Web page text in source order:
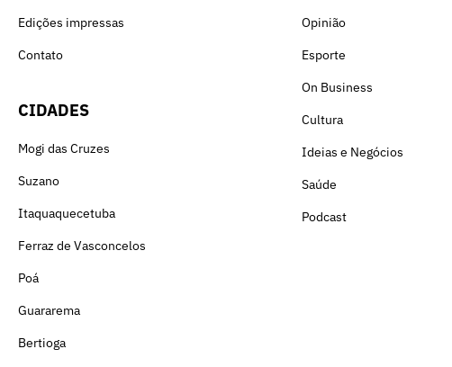
Edições impressas
Contato
CIDADES
Mogi das Cruzes
Suzano
Itaquaquecetuba
Ferraz de Vasconcelos
Poá
Guararema
Bertioga
Opinião
Esporte
On Business
Cultura
Ideias e Negócios
Saúde
Podcast